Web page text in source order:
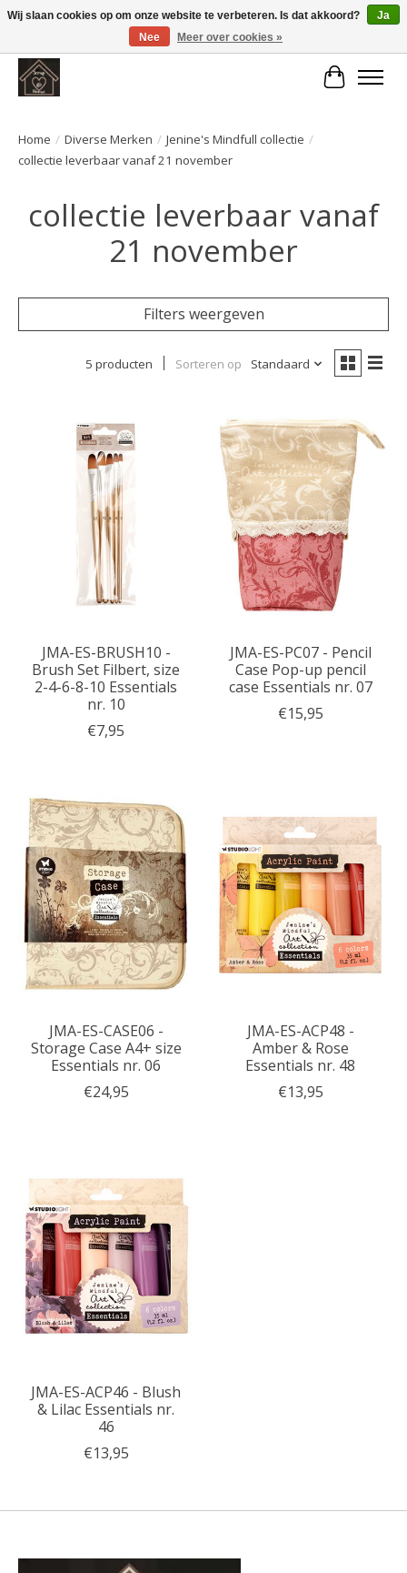
Large selection of products and fast shipping!
Home / Diverse Merken / Jenine's Mindfull collectie /
collectie leverbaar vanaf 21 november
collectie leverbaar vanaf
21 november
Filters weergeven
5 producten Sorteren op Standaard
JMA-ES-BRUSH10 -
Brush Set Filbert, size
2-4-6-8-10 Essentials
nr. 10
€7,95
JMA-ES-PC07 - Pencil
Case Pop-up pencil
case Essentials nr. 07
€15,95
JMA-ES-CASE06 -
Storage Case A4+ size
Essentials nr. 06
€24,95
JMA-ES-ACP48 -
Amber & Rose
Essentials nr. 48
€13,95
JMA-ES-ACP46 - Blush
& Lilac Essentials nr.
46
€13,95
Wij slaan cookies op om onze website te verbeteren. Is dat akkoord?
Ja
Nee
Meer over cookies »